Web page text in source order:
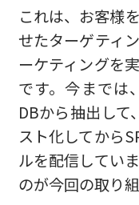
これは、お客様
せたターゲティ
ーケティングを
です。今までは
DBから抽出して
スト化してから
ルを配信してい
のが今回の取り組